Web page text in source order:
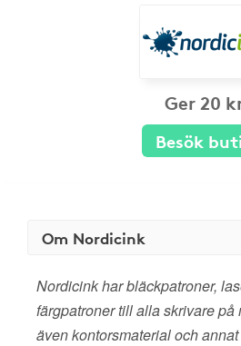
Ger 20
Besök
Om Nordicink
Nordicink har bläckpatroner,
färgpatroner till alla skrivare på
även kontorsmaterial och